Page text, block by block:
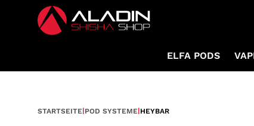
ELFA PODS
STARTSEITE POD SYSTEME HEYBAR